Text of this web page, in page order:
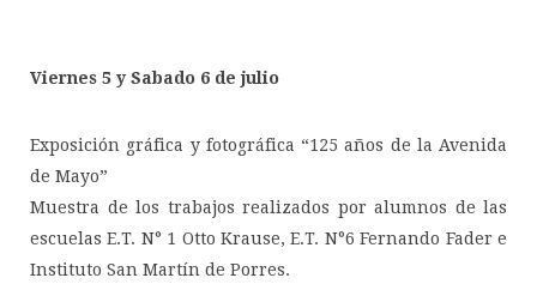
Viernes 5 y Sabado 6 de julio
Exposición gráfica y fotográfica “125 años de la Avenida
de Mayo”
Muestra de los trabajos realizados por alumnos de las
escuelas E.T. N° 1 Otto Krause, E.T. N°6 Fernando Fader e
Instituto San Martín de Porres.